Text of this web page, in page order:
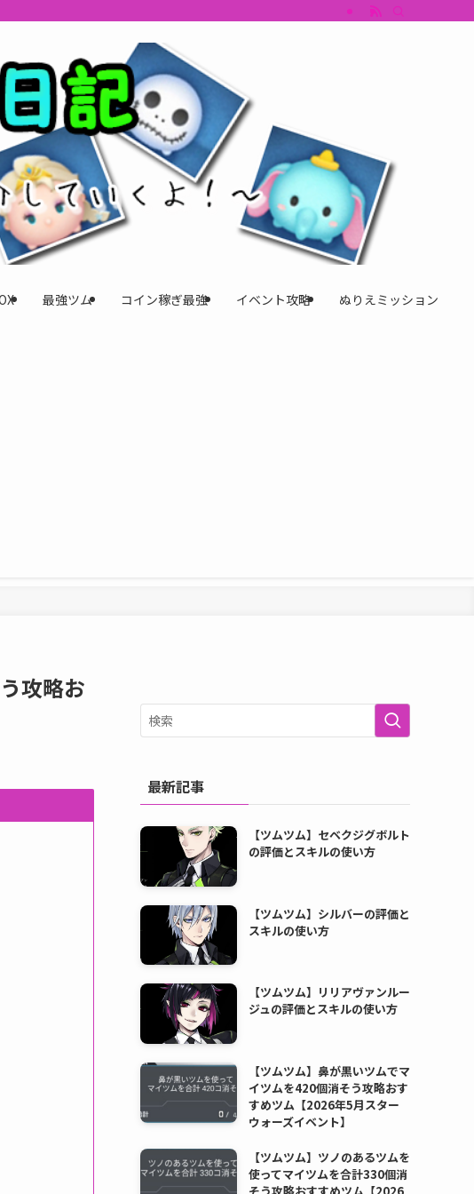
ゴのおすすめツム・キャラ評価も丁寧に解説。ツムツムイベント、ツムツム攻略、ツムツ
最強ツム コイン稼ぎ最強 イベント攻略 ぬりえミッション
攻略お
最新記事
【ツムツム】セベクジグボルト
の評価とスキルの使い方
【ツムツム】シルバーの評価と
スキルの使い方
【ツムツム】リリアヴァンルー
ジュの評価とスキルの使い方
【ツムツム】鼻が黒いツムでマ
イツムを420個消そう攻略おす
すめツム【2026年5月スター
ウォーズイベント】
【ツムツム】ツノのあるツムを
使ってマイツムを合計330個消